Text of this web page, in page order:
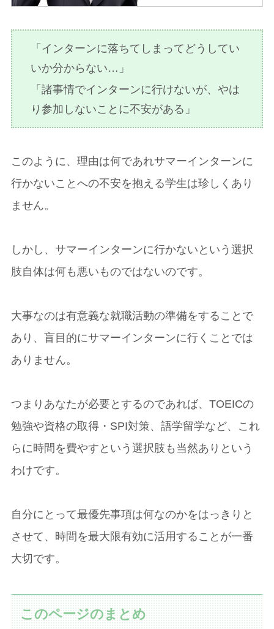
「インターンに落ちてしまってどうしてい
いか分からない…」
「諸事情でインターンに行けないが、やは
り参加しないことに不安がある」
このように、理由は何であれサマーインターンに
行かないことへの不安を抱える学生は珍しくあり
ません。
しかし、サマーインターンに行かないという選択
肢自体は何も悪いものではないのです。
大事なのは有意義な就職活動の準備をすることで
あり、盲目的にサマーインターンに行くことでは
ありません。
つまりあなたが必要とするのであれば、TOEICの
勉強や資格の取得・SPI対策、語学留学など、これ
らに時間を費やすという選択肢も当然ありという
わけです。
自分にとって最優先事項は何なのかをはっきりと
させて、時間を最大限有効に活用することが一番
大切です。
このページのまとめ